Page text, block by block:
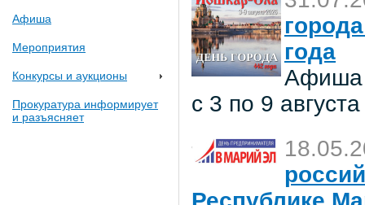
Афиша
Мероприятия
Конкурсы и аукционы
Прокуратура информирует
и разъясняет
года
Афиша
с 3 по 9